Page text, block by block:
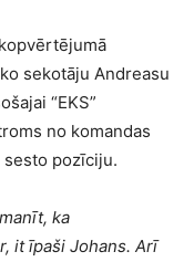
sekotāju Andreasu
“EKS”
no komandas
sesto pozīciju.
ka
it īpaši Johans. Arī